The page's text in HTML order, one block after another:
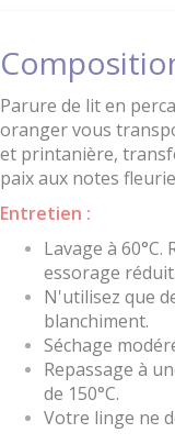
Parure de lit en
oranger vous
et printanière,
paix aux notes
Entretien :
Lavage à
essorage réduit.
N'utilisez que
blanchiment.
Séchage
Repassage à
de 150°C.
Votre linge ne